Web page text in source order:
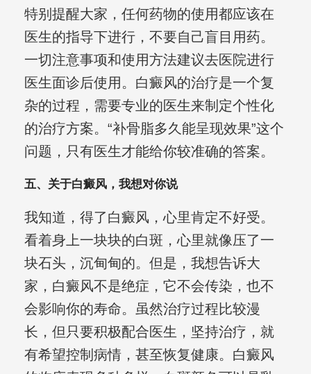
特别提醒大家，任何药物的使用都应该在
医生的指导下进行，不要自己盲目用药。
一切注意事项和使用方法建议去医院进行
医生面诊后使用。白癜风的治疗是一个复
杂的过程，需要专业的医生来制定个性化
的治疗方案。“补骨脂多久能呈现效果”这个
问题，只有医生才能给你较准确的答案。
五、关于白癜风，我想对你说
我知道，得了白癜风，心里肯定不好受。
看着身上一块块的白斑，心里就像压了一
块石头，沉甸甸的。但是，我想告诉大
家，白癜风不是绝症，它不会传染，也不
会影响你的寿命。虽然治疗过程比较漫
长，但只要积极配合医生，坚持治疗，就
有希望控制病情，甚至恢复健康。白癜风